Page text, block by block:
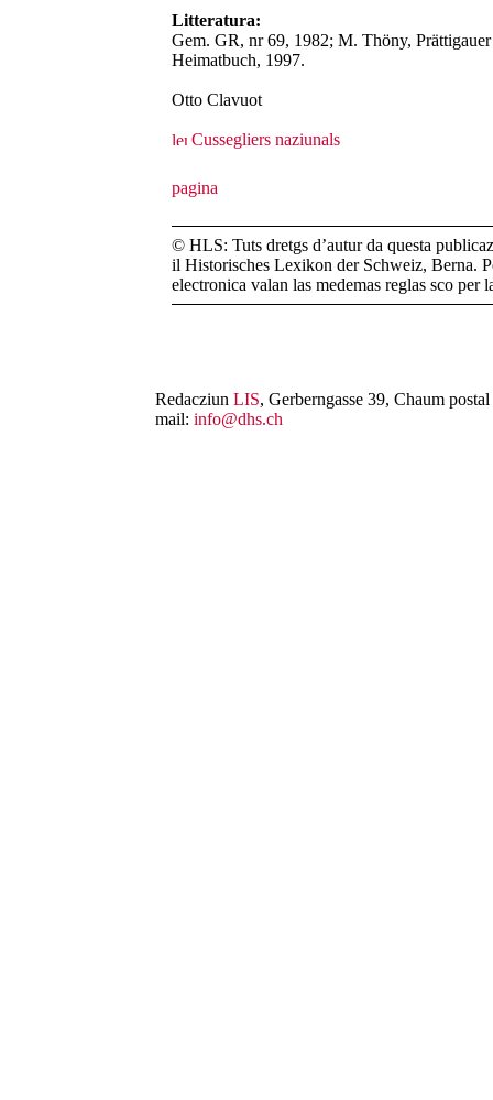
Litteratura:
Gem. GR, nr 69, 1982; M. Thöny,
Heimatbuch, 1997.
Otto Clavuot
Cussegliers naziunals
© HLS: Tuts dretgs d’autur da questa
il Historisches Lexikon der Schweiz, Berna.
electronica valan las medemas reglas sco per
Redacziun LIS, Gerberngasse 39, Chaum
mail: info@dhs.ch